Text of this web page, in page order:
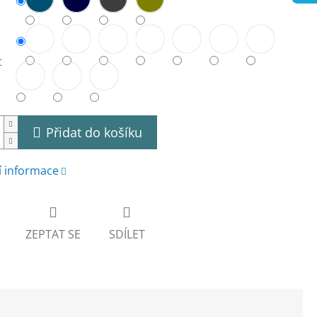
Přidat do košíku
informace
ZEPTAT SE SDÍLET